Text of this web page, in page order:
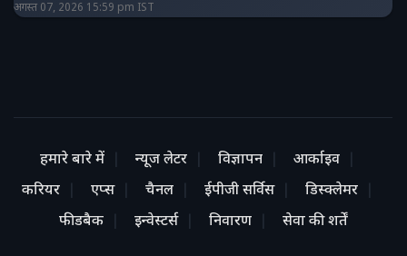
अगस्त 07, 2026 15:59 pm IST
हमारे बारे में न्यूज लेटर विज्ञापन
आर्काइव
करियर
एप्स चैनल ईपीजी सर्विस
डिस्क्लेमर
फीडबैक
इन्वेस्टर्स निवारण सेवा की शर्तें